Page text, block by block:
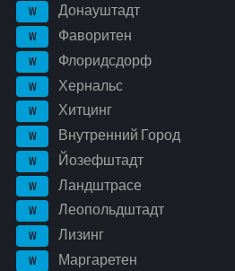
W Донауштадт
W Фаворитен
W Флоридсдорф
W Хернальс
W Хитцинг
W Внутренний Город
W Йозефштадт
W Ландштрасе
W Леопольдштадт
W Лизинг
W Маргаретен